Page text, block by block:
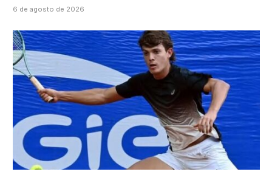
6 de agosto de 2026